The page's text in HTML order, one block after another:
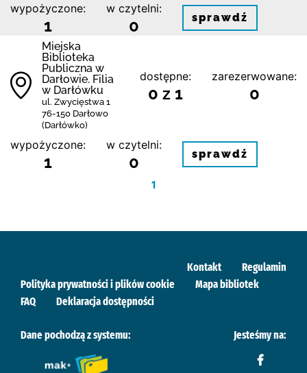
wypożyczone:
1
w czytelni:
0 sprawdź
Miejska
Biblioteka
Publiczna w
Darłowie. Filia
w Darłówku
ul. Zwycięstwa 1
76-150 Darłowo
(Darłówko)
dostępne:
0 z 1
zarezerwowane:
0
wypożyczone:
1
w czytelni:
0 sprawdź
1
Kontakt
Regulamin
Polityka prywatności i plików cookie
Mapa bibliotek
FAQ
Deklaracja dostępności
Dane pochodzą z systemu: Jesteśmy na: